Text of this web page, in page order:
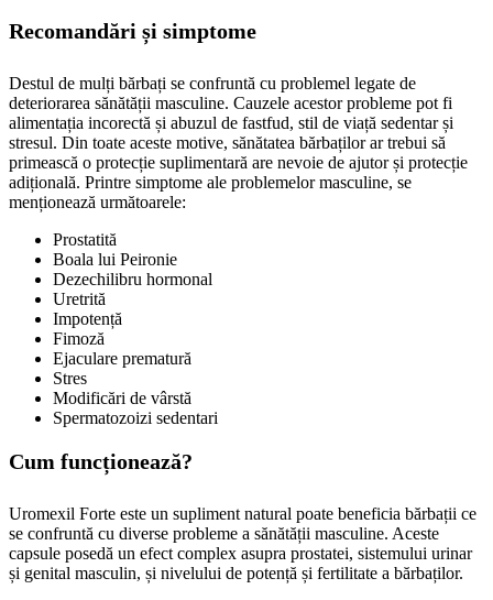
Recomandări și simptome
Destul de mulți bărbați se confruntă cu problemel legate de
deteriorarea sănătății masculine. Cauzele acestor probleme pot fi
alimentația incorectă și abuzul de fastfud, stil de viață sedentar și
stresul. Din toate aceste motive, sănătatea bărbaților ar trebui să
primească o protecție suplimentară are nevoie de ajutor și protecție
adițională. Printre simptome ale problemelor masculine, se
menționează următoarele:
Prostatită
Boala lui Peironie
Dezechilibru hormonal
Uretrită
Impotență
Fimoză
Ejaculare prematură
Stres
Modificări de vârstă
Spermatozoizi sedentari
Cum funcționează?
Uromexil Forte este un supliment natural poate beneficia bărbații ce
se confruntă cu diverse probleme a sănătății masculine. Aceste
capsule posedă un efect complex asupra prostatei, sistemului urinar
și genital masculin, și nivelului de potență și fertilitate a bărbaților.